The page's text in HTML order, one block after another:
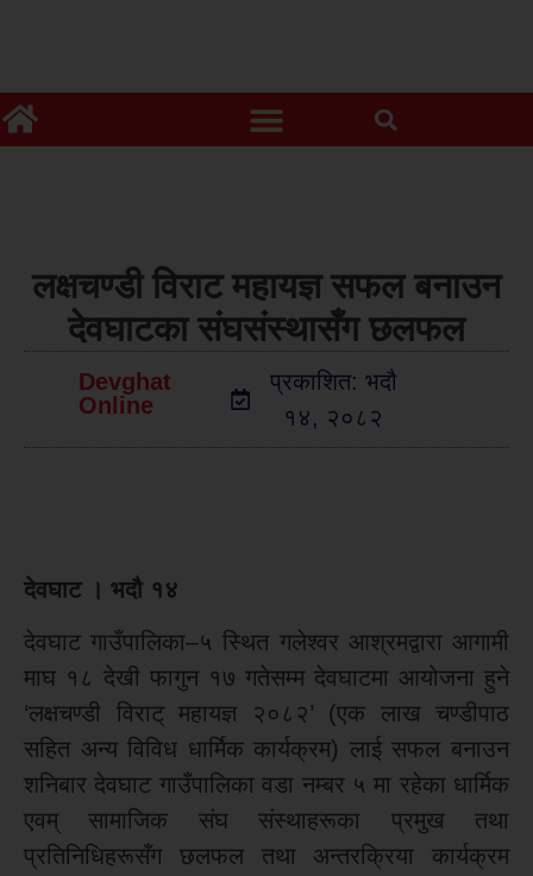
लक्षचण्डी विराट महायज्ञ सफल बनाउन
देवघाटका संघसंस्थासँग छलफल
Devghat
Online
प्रकाशित: भदौ
१४, २०८२
देवघाट । भदौ १४
देवघाट गाउँपालिका–५ स्थित गलेश्वर आश्रमद्वारा आगामी
माघ १८ देखी फागुन १७ गतेसम्म देवघाटमा आयोजना हुने
‘लक्षचण्डी विराट् महायज्ञ २०८२’ (एक लाख चण्डीपाठ
सहित अन्य विविध धार्मिक कार्यक्रम) लाई सफल बनाउन
शनिबार देवघाट गाउँपालिका वडा नम्बर ५ मा रहेका धार्मिक
एवम् सामाजिक संघ संस्थाहरूका प्रमुख तथा
प्रतिनिधिहरूसँग छलफल तथा अन्तरक्रिया कार्यक्रम